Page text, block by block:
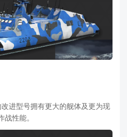
进型号拥有更大的舰体及更为现
性能。